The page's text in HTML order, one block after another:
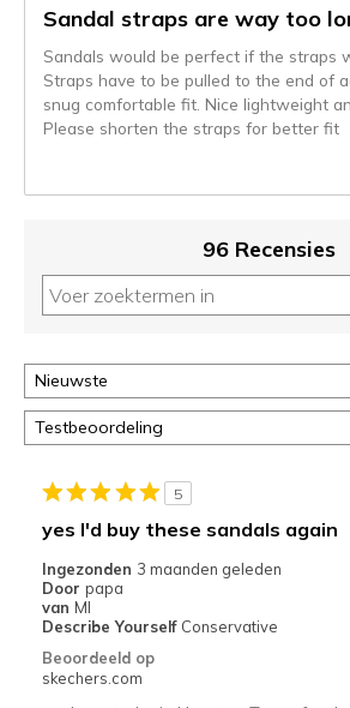
gemigreerd
de
niejee
page_id.
de
migratie
controleren
deze
page
of
door
page
met
de
migratiegeschiedenis
de
Sandal straps are way too
Sandals would be perfect if the straps
Straps have to be pulled to the end of
snug comfortable fit. Nice lightweight
Please shorten the straps for better fit
96 Recensies
5
yes I'd buy these sandals again
Ingezonden 3 maanden geleden
Door papa
van MI
Describe Yourself Conservative
Beoordeeld op
skechers.com